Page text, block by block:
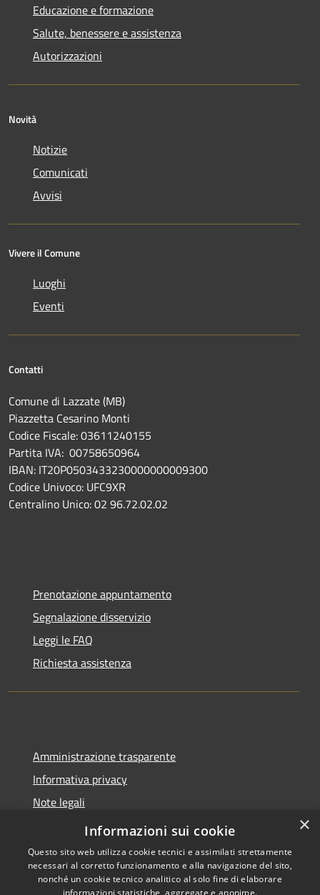
Educazione e formazione
Salute, benessere e assistenza
Autorizzazioni
Novità
Notizie
Comunicati
Avvisi
Vivere il Comune
Luoghi
Eventi
Contatti
Comune di Lazzate (MB)
Piazzetta Cesarino Monti
Codice Fiscale: 03611240155
Partita IVA: 00758650964
IBAN: IT20P0503433230000000009300
Codice Univoco: UFC9XR
Centralino Unico: 02 96.72.02.02
Prenotazione appuntamento
Segnalazione disservizio
Leggi le FAQ
Richiesta assistenza
Amministrazione trasparente
Informativa privacy
Note legali
Dichiarazione di accessibilità
×
Informazioni sui cookie
Questo sito web utilizza cookie tecnici e assimilati strettamente
necessari al corretto funzionamento e alla navigazione del sito,
nonché un cookie tecnico analitico al solo fine di elaborare
informazioni statistiche, aggregate e anonime.